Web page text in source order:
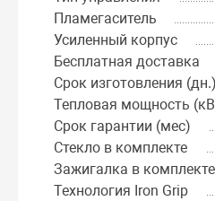
Пламегаситель
Усиленный корпус
Бесплатная доставка
Срок изготовления (дн.)
Тепловая мощность
Срок гарантии (мес)
Стекло в комплекте
Зажигалка в комплекте
Технология Iron Grip